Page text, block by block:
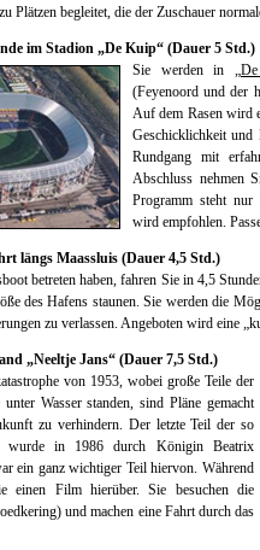
Plätzen begleitet, die der Zuschauer
im Stadion „De Kuip“ (Dauer 5 Std.)
Sie werden in „
(Feyenoord und der
Auf dem Rasen wird
Geschicklichkeit und
Rundgang mit
Abschluss nehmen
Programm steht nur
wird empfohlen.
längs Maassluis (Dauer 4,5 Std.)
betreten haben, fahren Sie in 4,5
des Hafens staunen. Sie werden die
zu verlassen. Angeboten wird eine
„Neeltje Jans“ (Dauer 7,5 Std.)
von 1953, wobei große Teile der
Wasser standen, sind Pläne gemacht
zu verhindern. Der letzte Teil der so
wurde in 1986 durch Königin Beatrix
ein ganz wichtiger Teil hiervon. Während
einen Film hierüber. Sie besuchen die
und machen eine Fahrt durch das